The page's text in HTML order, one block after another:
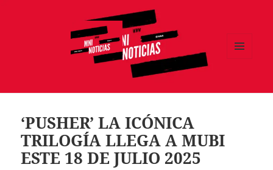
‘PUSHER’ LA ICÓNICA
TRILOGÍA LLEGA A MUBI
ESTE 18 DE JULIO 2025